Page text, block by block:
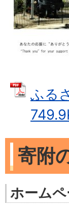
ふる
寄附
ホーム